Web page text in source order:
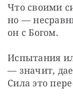
Что своими
но —
он с Богом.
Испытания
— значит,
Сила это